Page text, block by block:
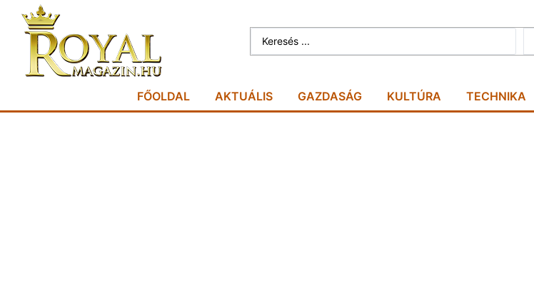
FŐOLDAL AKTUÁLIS GAZDASÁG KULTÚRA TECHNIKA